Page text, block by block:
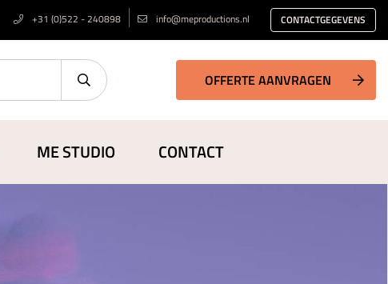
+31 (0)522 - 240898 info@meproductions.nl CONTACTGEGEVENS
OFFERTE AANVRAGEN
ME STUDIO CONTACT